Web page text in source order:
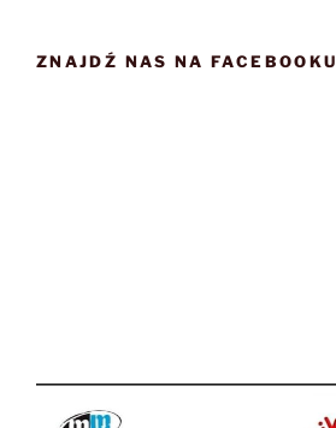
ZNAJDŹ NAS NA FACEBOOKU